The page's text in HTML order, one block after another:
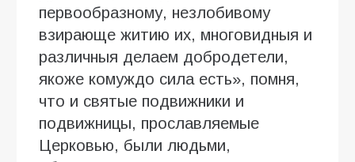
первообразному, незлобивому
взирающе житию их, многовидныя и
различныя делаем добродетели,
якоже комуждо сила есть», помня,
что и святые подвижники и
подвижницы, прославляемые
Церковью, были людьми,